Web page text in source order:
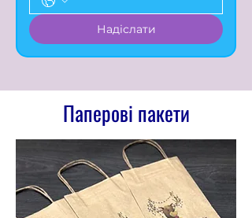
Надіслати
Паперові пакети